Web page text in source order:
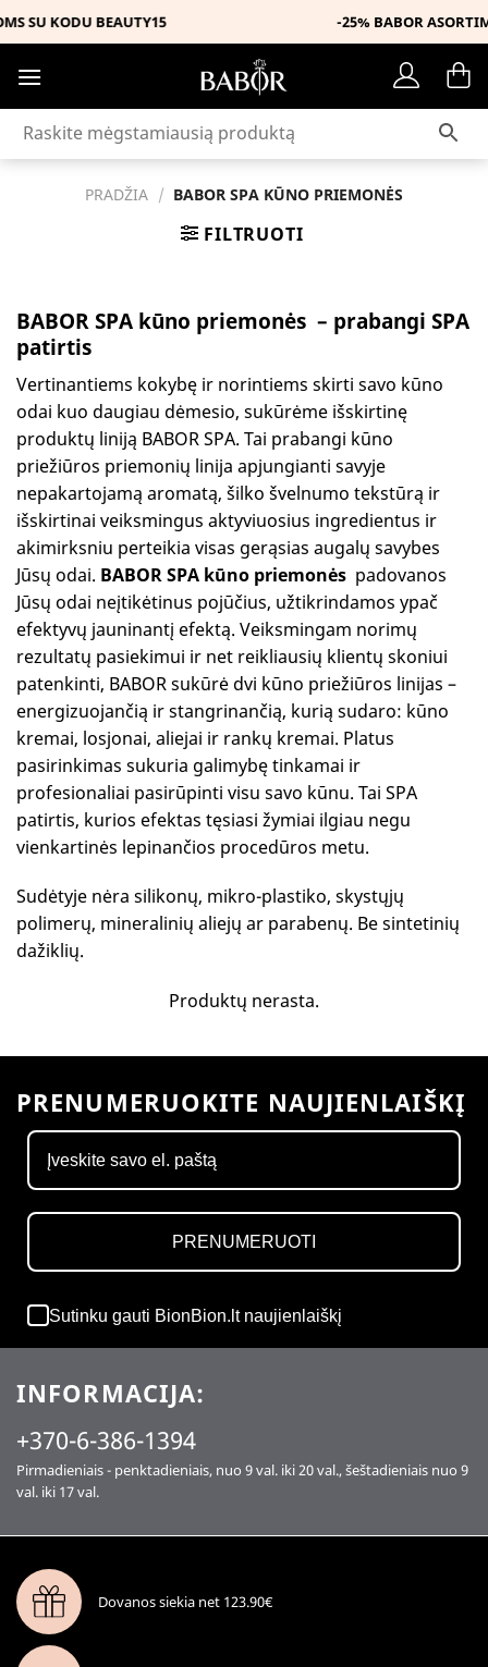
Skip
to
content
-25% BABOR ASORTIMENTUI SU KODU
PRADŽIA / BABOR SPA KŪNO PRIEMONĖS
FILTRUOTI
BABOR SPA kūno priemonės – prabangi SPA
patirtis
Vertinantiems kokybę ir norintiems skirti savo kūno
odai kuo daugiau dėmesio, sukūrėme išskirtinę
produktų liniją BABOR SPA. Tai prabangi kūno
priežiūros priemonių linija apjungianti savyje
nepakartojamą aromatą, šilko švelnumo tekstūrą ir
išskirtinai veiksmingus aktyviuosius ingredientus ir
akimirksniu perteikia visas gerąsias augalų savybes
Jūsų odai. BABOR SPA kūno priemonės padovanos
Jūsų odai neįtikėtinus pojūčius, užtikrindamos ypač
efektyvų jauninantį efektą. Veiksmingam norimų
rezultatų pasiekimui ir net reikliausių klientų skoniui
patenkinti, BABOR sukūrė dvi kūno priežiūros linijas –
energizuojančią ir stangrinančią, kurią sudaro: kūno
kremai, losjonai, aliejai ir rankų kremai. Platus
pasirinkimas sukuria galimybę tinkamai ir
profesionaliai pasirūpinti visu savo kūnu. Tai SPA
patirtis, kurios efektas tęsiasi žymiai ilgiau negu
vienkartinės lepinančios procedūros metu.
Sudėtyje nėra silikonų, mikro-plastiko, skystųjų
polimerų, mineralinių aliejų ar parabenų. Be sintetinių
dažiklių.
Produktų nerasta.
PRENUMERUOKITE NAUJIENLAIŠKĮ
PRENUMERUOTI
Sutinku gauti BionBion.lt naujienlaiškį
INFORMACIJA:
+370-6-386-1394
Pirmadieniais - penktadieniais, nuo 9 val. iki 20 val., šeštadieniais nuo 9
val. iki 17 val.
Dovanos siekia net 123.90€